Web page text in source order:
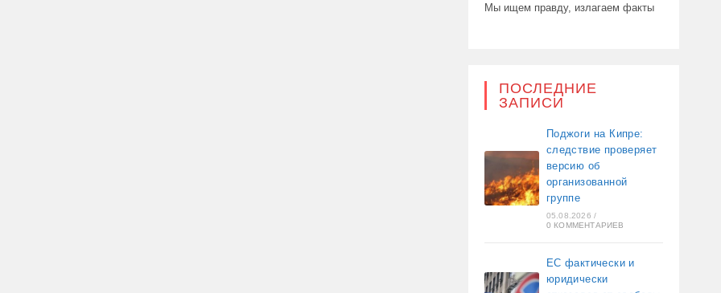
Мы ищем правду, излагаем факты
ПОСЛЕДНИЕ
ЗАПИСИ
Поджоги на Кипре:
следствие проверяет
версию об
организованной
группе
05.08.2026 /
0 КОММЕНТАРИЕВ
ЕС фактически и
юридически